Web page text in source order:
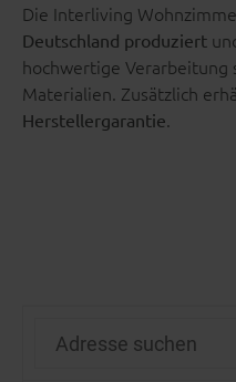
Die Interliving
Deutschland produziert
hochwertige Verarbeitung
Materialien. Zusätzlich
Herstellergarantie.